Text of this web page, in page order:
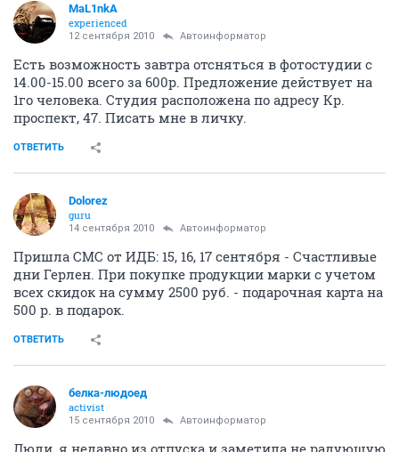
MaL1nkA
experienced
12 сентября 2010 Автоинформатор
Есть возможность завтра отсняться в фотостудии с
14.00-15.00 всего за 600р. Предложение действует на
1го человека. Студия расположена по адресу Кр.
проспект, 47. Писать мне в личку.
ОТВЕТИТЬ
Dolorez
guru
14 сентября 2010 Автоинформатор
Пришла СМС от ИДБ: 15, 16, 17 сентября - Счастливые
дни Герлен. При покупке продукции марки с учетом
всех скидок на сумму 2500 руб. - подарочная карта на
500 р. в подарок.
ОТВЕТИТЬ
белка-людоед
activist
15 сентября 2010 Автоинформатор
Люди, я недавно из отпуска и заметила не радующую